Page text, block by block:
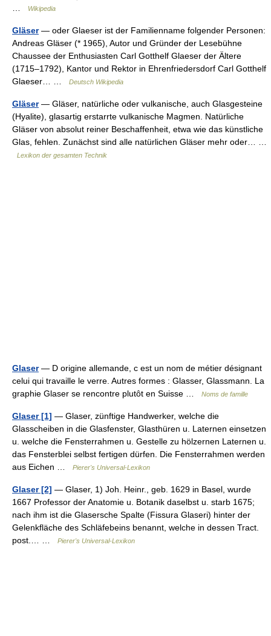
Wikipedia
Gläser— oder Glaeser ist der Familienname folgender Personen:
Andreas Gläser (* 1965), Autor und Gründer der Lesebühne
Chaussee der Enthusiasten Carl Gotthelf Glaeser der Ältere
(1715–1792), Kantor und Rektor in Ehrenfriedersdorf Carl Gotthelf
Glaeser… …
Deutsch Wikipedia
Gläser— Gläser, natürliche oder vulkanische, auch Glasgesteine
(Hyalite), glasartig erstarrte vulkanische Magmen. Natürliche
Gläser von absolut reiner Beschaffenheit, etwa wie das künstliche
Glas, fehlen. Zunächst sind alle natürlichen Gläser mehr oder… …
Lexikon der gesamten Technik
Glaser— D origine allemande, c est un nom de métier désignant
celui qui travaille le verre. Autres formes : Glasser, Glassmann. La
graphie Glaser se rencontre plutôt en Suisse …
Noms de famille
Glaser [1] — Glaser, zünftige Handwerker, welche die
Glasscheiben in die Glasfenster, Glasthüren u. Laternen einsetzen
u. welche die Fensterrahmen u. Gestelle zu hölzernen Laternen u.
das Fensterblei selbst fertigen dürfen. Die Fensterrahmen werden
aus Eichen …
Pierer's Universal-Lexikon
Glaser [2] — Glaser, 1) Joh. Heinr., geb. 1629 in Basel, wurde
1667 Professor der Anatomie u. Botanik daselbst u. starb 1675;
nach ihm ist die Glasersche Spalte (Fissura Glaseri) hinter der
Gelenkfläche des Schläfebeins benannt, welche in dessen Tract.
post.… …
Pierer's Universal-Lexikon